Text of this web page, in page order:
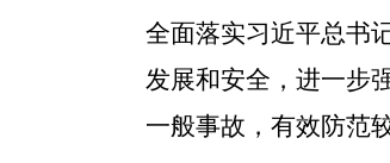
全面落实习近平总书
发展和安全， 进一步
一般事故，有效防范